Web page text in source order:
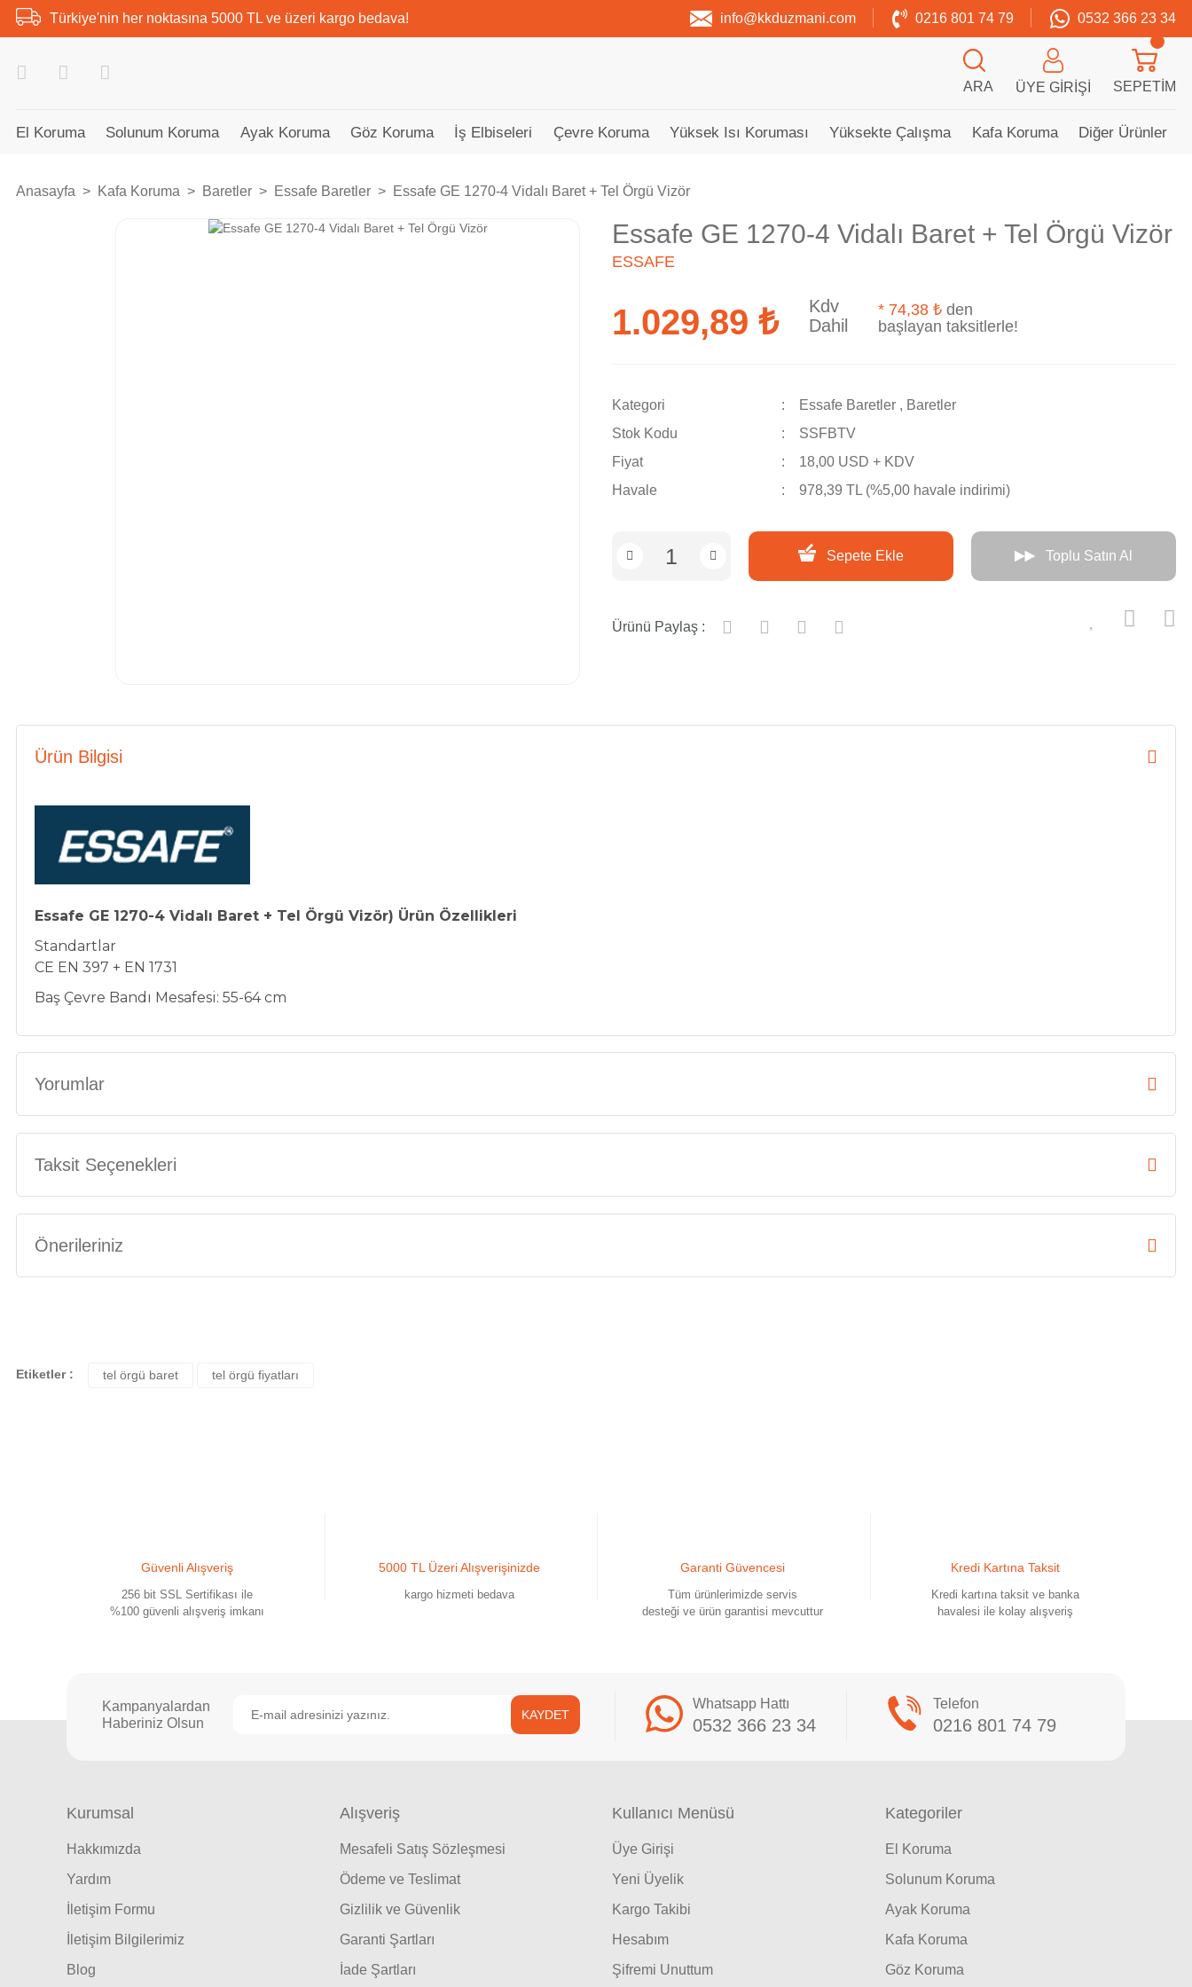
Türkiye'nin her noktasına 5000 TL ve üzeri kargo bedava! info@kkduzmani.com 0216 801 74 79 0532 366 23 34
ARA ÜYE GIRIŞI SEPETIM
El Koruma Solunum Koruma Ayak Koruma Göz Koruma İş Elbiseleri Çevre Koruma Yüksek Isı Koruması Yüksekte Çalışma Kafa Koruma Diğer Ürünler
Anasayfa Kafa Koruma Baretler Essafe Baretler Essafe GE 1270-4 Vidalı Baret + Tel Örgü Vizör
Essafe GE 1270-4 Vidalı Baret + Tel Örgü Vizör
ESSAFE
1.029,89 ₺
Kdv
Dahil
* 74,38 ₺ den
başlayan taksitlerle!
Kategori Essafe Baretler , Baretler
Stok Kodu
SSFBTV
Fiyat
18,00 USD + KDV
Havale
978,39 TL (%5,00 havale indirimi)
Sepete Ekle Toplu Satın Al
Ürünü Paylaş :
Ürün Bilgisi
Essafe GE 1270-4 Vidalı Baret + Tel Örgü Vizör) Ürün Özellikleri
Standartlar
CE EN 397 + EN 1731
Baş Çevre Bandı Mesafesi: 55-64 cm
Yorumlar
Yorum Yaz
Taksit Seçenekleri
Önerileriniz
Etiketler : tel örgü baret tel örgü fiyatları
Güvenli Alışveriş
256 bit SSL Sertifikası ile
%100 güvenli alışveriş imkanı
5000 TL Üzeri Alışverişinizde
kargo hizmeti bedava
Garanti Güvencesi
Tüm ürünlerimizde servis
desteği ve ürün garantisi mevcuttur
Kredi Kartına Taksit
Kredi kartına taksit ve banka
havalesi ile kolay alışveriş
Kampanyalardan
Haberiniz Olsun
KAYDET
Whatsapp Hattı
0532 366 23 34
Telefon
0216 801 74 79
Kurumsal
Hakkımızda
Yardım
İletişim Formu
İletişim Bilgilerimiz
Blog
Alışveriş
Mesafeli Satış Sözleşmesi
Ödeme ve Teslimat
Gizlilik ve Güvenlik
Garanti Şartları
İade Şartları
Kullanıcı Menüsü
Üye Girişi
Yeni Üyelik
Kargo Takibi
Hesabım
Şifremi Unuttum
Kategoriler
El Koruma
Solunum Koruma
Ayak Koruma
Kafa Koruma
Göz Koruma